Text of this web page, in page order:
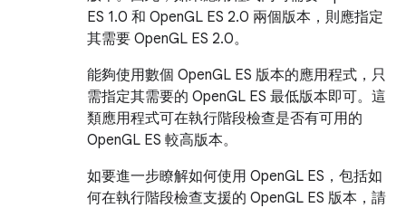
ES 1.0 和 OpenGL ES 2.0 兩個版本，則應指定
其需要 OpenGL ES 2.0。
能夠使用數個 OpenGL ES 版本的應用程式，只
需指定其需要的 OpenGL ES 最低版本即可。這
類應用程式可在執行階段檢查是否有可用的
OpenGL ES 較高版本。
如要進一步瞭解如何使用 OpenGL ES，包括如
何在執行階段檢查支援的 OpenGL ES 版本，請